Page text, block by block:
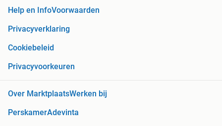
Help en InfoVoorwaarden
Privacyverklaring
Cookiebeleid
Privacyvoorkeuren
Over MarktplaatsWerken bij
PerskamerAdevinta